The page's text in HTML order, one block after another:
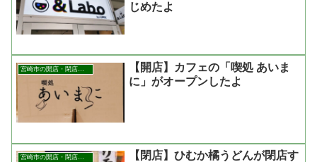
じめたよ
【開店】カフェの「喫処 あいま
に」がオープンしたよ
宮崎市の開店・閉店まとめ
【閉店】ひむか橘うどんが閉店す